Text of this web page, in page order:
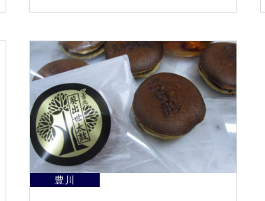
豊川